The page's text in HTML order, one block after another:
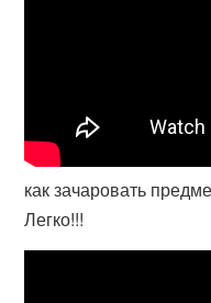
как зачаровать
Легко!!!